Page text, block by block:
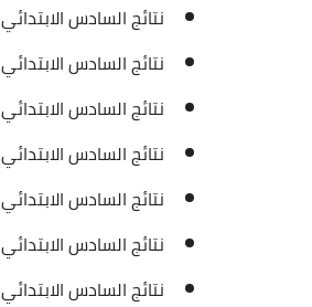
نتائج السادس الابتدائي 2026 الأنبار
نتائج السادس الابتدائي 2026 واسط
نتائج السادس الابتدائي 2026 ذي قار
نتائج السادس الابتدائي 2026 ميسان
نتائج السادس الابتدائي 2026 بابل
نتائج السادس الابتدائي 2026 صلاح الدين
نتائج السادس الابتدائي 2026 كركوك